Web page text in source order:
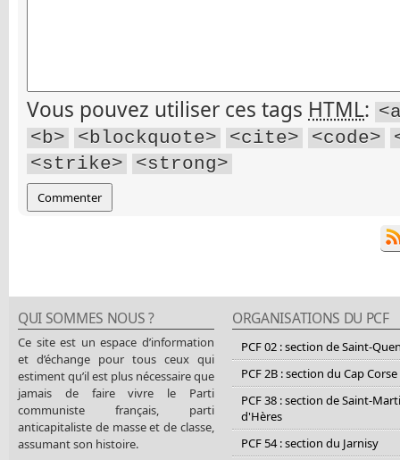
Vous pouvez utiliser ces tags HTML:
<b>
<blockquote> <cite> <code>
<strike>
<strong>
QUI SOMMES NOUS ?
Ce site est un espace d’information
et d’échange pour tous ceux qui
estiment qu’il est plus nécessaire que
jamais de faire vivre le Parti
communiste français, parti
anticapitaliste de masse et de classe,
assumant son histoire.
ORGANISATIONS DU PCF
PCF 02 : section de Saint-
PCF 2B : section du Cap Corse
PCF 38 : section de Saint-
d'Hères
PCF 54 : section du Jarnisy